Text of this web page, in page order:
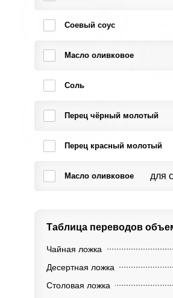
Соевый соус
Масло оливковое
Соль
Перец чёрный молотый
Перец красный молотый
Масло оливковое для
Таблица переводов
Чайная ложка
Десертная ложка
Столовая ложка